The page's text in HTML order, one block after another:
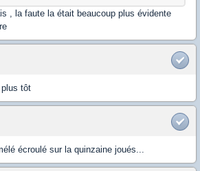
, la faute la était beaucoup plus évidente
tôt
écroulé sur la quinzaine joués...